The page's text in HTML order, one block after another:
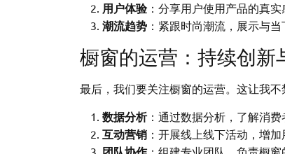
用户体验：分享用户使用产品的真实
潮流趋势 ：紧跟时尚潮流，展示与
橱窗的运营：持续创新
最后，我们要关注橱窗的运营。这让我
数据分析：通过数据分析，了解消费
互动营销 ：开展线上线下活动，增加
：组建专业团队，负责橱窗